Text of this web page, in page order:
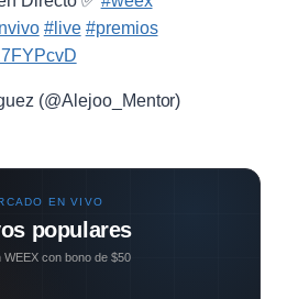
#live #premios
(@Alejoo_Mentor)
EN VIVO
populares
WEEX con bono de $50